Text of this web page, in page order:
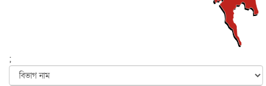
৬ আগস্ট, ২০২৬
৬ আগস্ট, ২০২৬
জুলাইয়ের কৃতিত্ব নেওয়ার জন্য সবাই প্রতিযোগিতায় নেমেছে :
;